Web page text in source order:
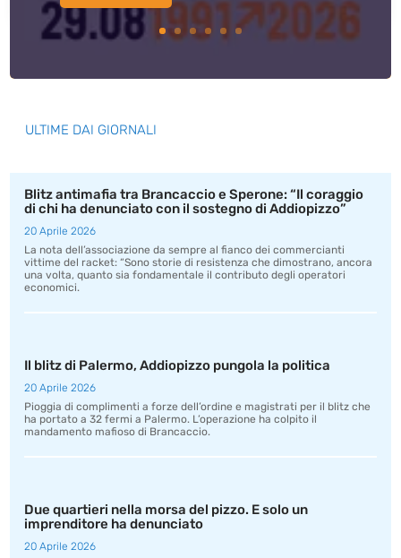
ULTIME DAI GIORNALI
Blitz antimafia tra Brancaccio e Sperone: “Il coraggio
di chi ha denunciato con il sostegno di Addiopizzo”
20 Aprile 2026
La nota dell’associazione da sempre al fianco dei commercianti
vittime del racket: “Sono storie di resistenza che dimostrano, ancora
una volta, quanto sia fondamentale il contributo degli operatori
economici.
Il blitz di Palermo, Addiopizzo pungola la politica
20 Aprile 2026
Pioggia di complimenti a forze dell’ordine e magistrati per il blitz che
ha portato a 32 fermi a Palermo. L’operazione ha colpito il
mandamento mafioso di Brancaccio.
Due quartieri nella morsa del pizzo. E solo un
imprenditore ha denunciato
20 Aprile 2026